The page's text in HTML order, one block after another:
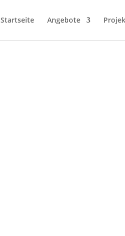
Startseite Angebote